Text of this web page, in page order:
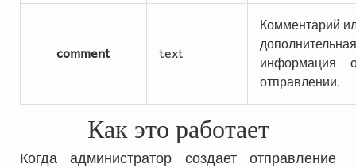
comment text
Комментарий
дополнительная
информация
отправлении.
Как это работает
Когда администратор создает отправление